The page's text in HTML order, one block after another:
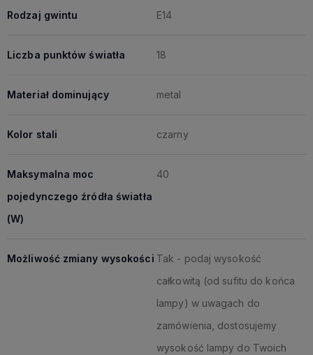
Rodzaj gwintu E14
Liczba punktów światła 18
Materiał dominujący metal
Kolor stali czarny
Maksymalna moc
pojedynczego źródła światła
(W)
40
Możliwość zmiany wysokości Tak - podaj wysokość
całkowitą (od sufitu do końca
lampy) w uwagach do
zamówienia, dostosujemy
wysokość lampy do Twoich